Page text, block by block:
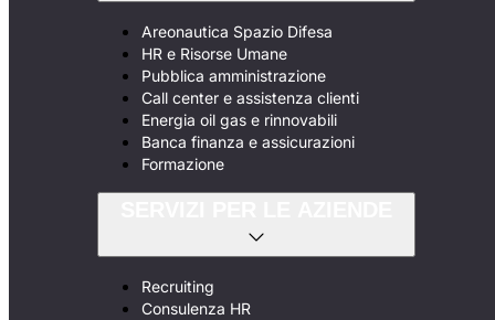
Areonautica Spazio Difesa
HR e Risorse Umane
Pubblica amministrazione
Call center e assistenza clienti
Energia oil gas e rinnovabili
Banca finanza e assicurazioni
Formazione
Recruiting
Consulenza HR